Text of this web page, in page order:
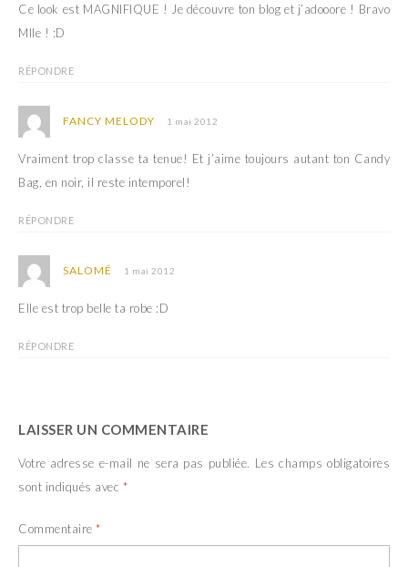
Ce look est MAGNIFIQUE ! Je découvre ton blog et j’adooore ! Bravo
Mlle ! :D
RÉPONDRE
FANCY MELODY 1 mai 2012
Vraiment trop classe ta tenue! Et j’aime toujours autant ton Candy
Bag, en noir, il reste intemporel!
RÉPONDRE
SALOMÉ 1 mai 2012
Elle est trop belle ta robe :D
RÉPONDRE
LAISSER UN COMMENTAIRE
Votre adresse e-mail ne sera pas publiée. Les champs obligatoires
sont indiqués avec *
Commentaire *